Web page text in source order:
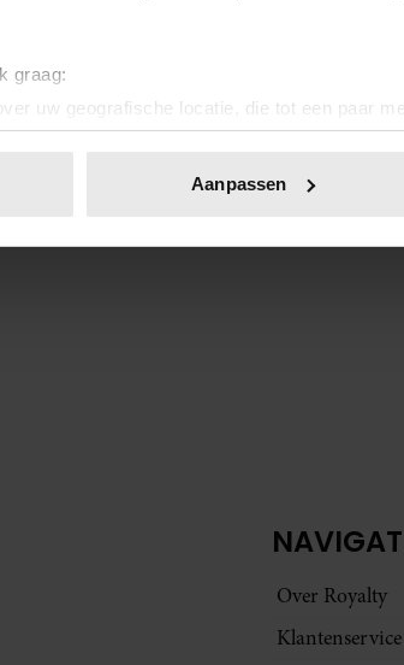
graag:
uw geografische locatie, die tot een paar
door het actief te scannen op specifieke
of intrekken in de Cookieverklaring.
Aanpassen
Over Royalty
Klantenservice